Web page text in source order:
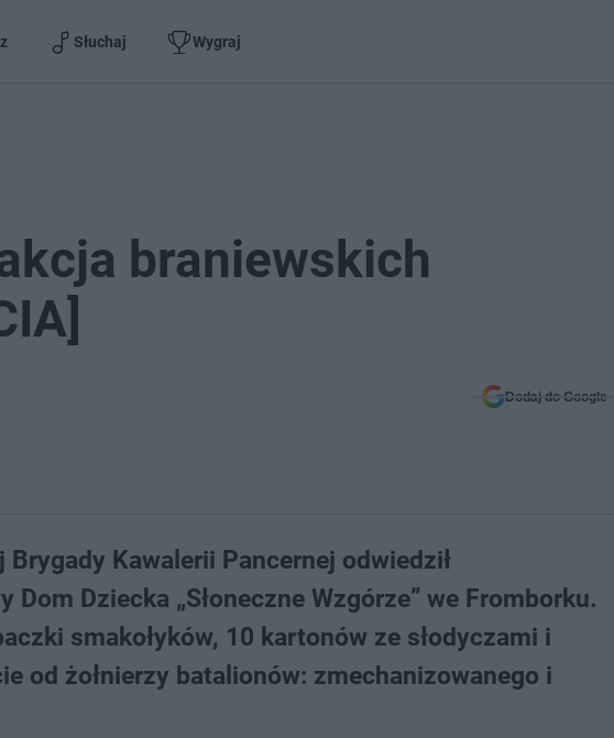
Słuchaj Wygraj
braniewskich
Dodaj do Google
Kawalerii Pancernej odwiedził
Dziecka „Słoneczne Wzgórze” we Fromborku.
smakołyków, 10 kartonów ze słodyczami i
od żołnierzy batalionów: zmechanizowanego i